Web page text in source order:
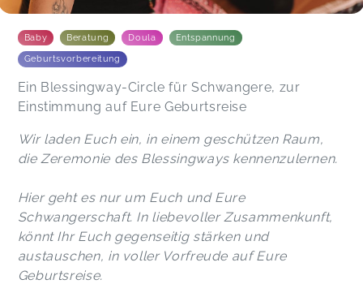
Baby Beratung Doula Entspannung
Geburtsvorbereitung
Ein Blessingway-Circle für Schwangere, zur
Einstimmung auf Eure Geburtsreise
Wir laden Euch ein, in einem geschützen Raum,
die Zeremonie des Blessingways kennenzulernen.
Hier geht es nur um Euch und Eure
Schwangerschaft. In liebevoller Zusammenkunft,
könnt Ihr Euch gegenseitig stärken und
austauschen, in voller Vorfreude auf Eure
Geburtsreise.